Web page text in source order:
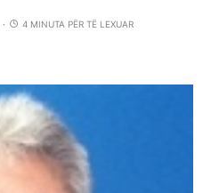
4 MINUTA PËR TË LEXUAR